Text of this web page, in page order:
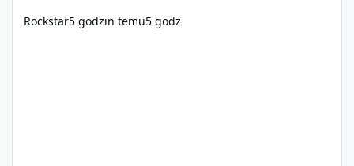
Rockstar5 godzin temu5 godz